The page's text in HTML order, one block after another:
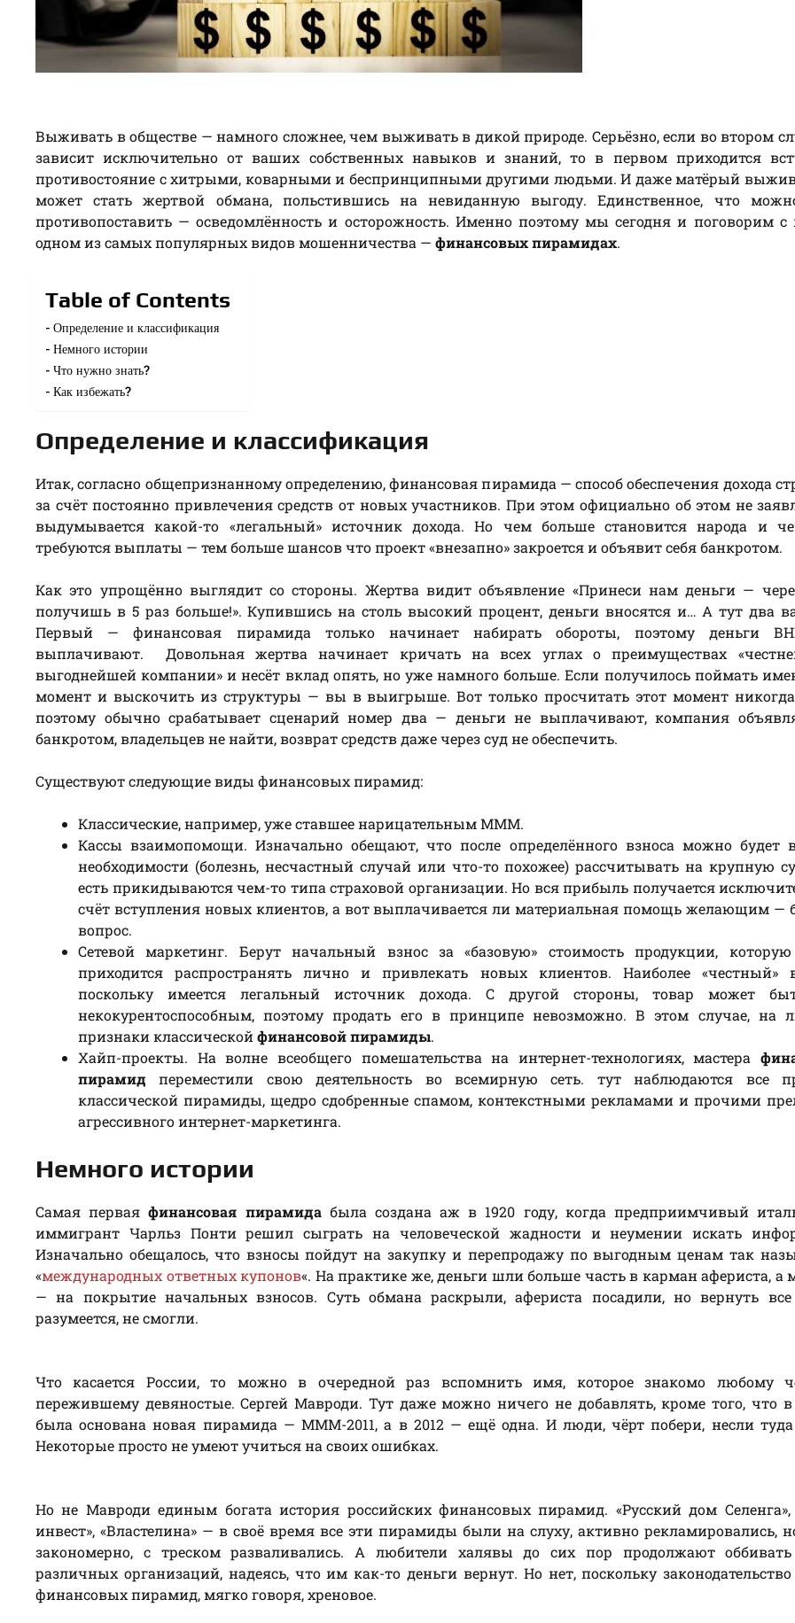
Выживать в обществе — намного сложнее, чем выживать в дикой природе. Серьёзно, если во втором
зависит исключительно от ваших собственных навыков и знаний, то в первом приходится
противостояние с хитрыми, коварными и беспринципными другими людьми. И даже матёрый
может стать жертвой обмана, польстившись на невиданную выгоду. Единственное, что
противопоставить — осведомлённость и осторожность. Именно поэтому мы сегодня и поговорим с
одном из самых популярных видов мошенничества — финансовых пирамидах.
Table of Contents
Определение и классификация
Немного истории
Что нужно знать?
Как избежать?
Определение и классификация
Итак, согласно общепризнанному определению, финансовая пирамида — способ обеспечения дохода
за счёт постоянно привлечения средств от новых участников. При этом официально об этом не
выдумывается какой-то «легальный» источник дохода. Но чем больше становится народа и
требуются выплаты — тем больше шансов что проект «внезапно» закроется и объявит себя банкротом.
Как это упрощённо выглядит со стороны. Жертва видит объявление «Принеси нам деньги —
получишь в 5 раз больше!». Купившись на столь высокий процент, деньги вносятся и… А тут два
Первый — финансовая пирамида только начинает набирать обороты, поэтому деньги
выплачивают. Довольная жертва начинает кричать на всех углах о преимуществах
выгоднейшей компании» и несёт вклад опять, но уже намного больше. Если получилось поймать
момент и выскочить из структуры — вы в выигрыше. Вот только просчитать этот момент никогда
поэтому обычно срабатывает сценарий номер два — деньги не выплачивают, компания
банкротом, владельцев не найти, возврат средств даже через суд не обеспечить.
Существуют следующие виды финансовых пирамид:
Классические, например, уже ставшее нарицательным МММ.
Кассы взаимопомощи. Изначально обещают, что после определённого взноса можно будет
необходимости (болезнь, несчастный случай или что-то похожее) рассчитывать на крупную
есть прикидываются чем-то типа страховой организации. Но вся прибыль получается
счёт вступления новых клиентов, а вот выплачивается ли материальная помощь желающим —
вопрос.
Сетевой маркетинг. Берут начальный взнос за «базовую» стоимость продукции,
приходится распространять лично и привлекать новых клиентов. Наиболее «честный»
поскольку имеется легальный источник дохода. С другой стороны, товар может
некокурентоспособным, поэтому продать его в принципе невозможно. В этом случае, на
признаки классическойфинансовой пирамиды.
Хайп-проекты. На волне всеобщего помешательства на интернет-технологиях, мастера
пирамид переместили свою деятельность во всемирную сеть. тут наблюдаются все
классической пирамиды, щедро сдобренные спамом, контекстными рекламами и прочими
агрессивного интернет-маркетинга.
Немного истории
Самая перваяфинансовая пирамидабыла создана аж в 1920 году, когда предприимчивый
иммигрант Чарльз Понти решил сыграть на человеческой жадности и неумении искать
Изначально обещалось, что взносы пойдут на закупку и перепродажу по выгодным ценам так
«международных ответных купонов«. На практике же, деньги шли больше часть в карман афериста, а
— на покрытие начальных взносов. Суть обмана раскрыли, афериста посадили, но вернуть все
разумеется, не смогли.
Что касается России, то можно в очередной раз вспомнить имя, которое знакомо любому
пережившему девяностые. Сергей Мавроди. Тут даже можно ничего не добавлять, кроме того, что
была основана новая пирамида — МММ-2011, а в 2012 — ещё одна. И люди, чёрт побери, несли туда
Некоторые просто не умеют учиться на своих ошибках.
Но не Мавроди единым богата история российских финансовых пирамид. «Русский дом Селенга»,
инвест», «Властелина» — в своё время все эти пирамиды были на слуху, активно рекламировались,
закономерно, с треском разваливались. А любители халявы до сих пор продолжают
различных организаций, надеясь, что им как-то деньги вернут. Но нет, поскольку
финансовых пирамид, мягко говоря, хреновое.